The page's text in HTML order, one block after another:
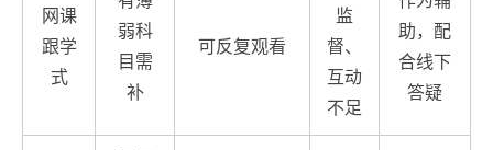
网课
跟学
式
弱科
目需
补
可反复观看
监
督、
互动
不足
助，配
合线下
答疑